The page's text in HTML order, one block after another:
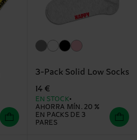
3-Pack Solid Low Socks
14 €
EN STOCK
AHORRA MÍN. 20 %
EN PACKS DE 3
PARES